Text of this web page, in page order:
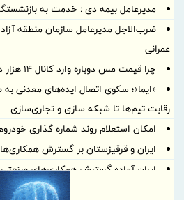
مدیرعامل بیمه دی : خدمت به
ضرب‌الاجل مدیرعامل سازمان منطقه آزاد
عمرانی
چرا قیمت مس دوباره وارد کانال ۱۴ هزار دلار شد
«ایما»؛ سکوی اتصال ایده‌های معدنی
رقابت تیم‌ها تا شبکه سازی و تجاری‌سازی
امکان استعلام روند شماره گذاری
ایران و قرقیزستان بر گسترش
ایران آماده گسترش همکاری‌های